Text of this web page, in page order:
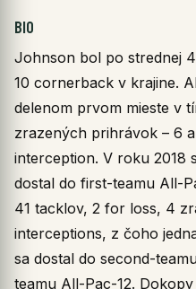
BIO
Johnson bol po strednej
10 cornerback v krajine.
delenom prvom mieste v
zrazených prihrávok – 6
interception. V roku 2018
dostal do first-teamu All-
41 tacklov, 2 for loss, 4
interceptions, z čoho
sa dostal do second-
teamu All-Pac-12.